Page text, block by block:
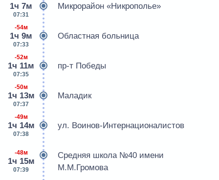
1ч 7м
07:31
Микрорайон «Никрополье»
-54м
1ч 9м
07:33
Областная больница
-52м
1ч 11м
07:35
пр-т Победы
-50м
1ч 13м
07:37
Маладик
-49м
1ч 14м
07:38
ул. Воинов-Интернационалистов
-48м
1ч 15м
07:39
Средняя школа №40 имени
М.М.Громова